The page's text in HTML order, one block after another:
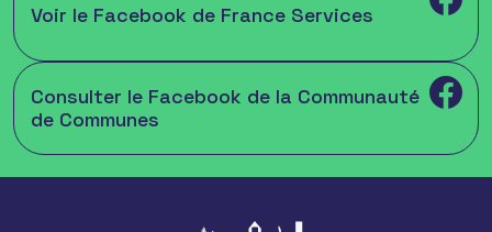
Voir le Facebook de France Services
Consulter le Facebook de la Communauté
de Communes